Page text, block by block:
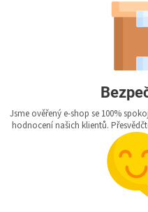
Jsme ověřený e-shop se 100%
hodnocení našich klientů.